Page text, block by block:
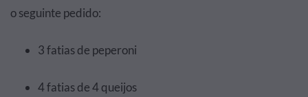
o seguinte pedido:
3 fatias de peperoni
4 fatias de 4 queijos